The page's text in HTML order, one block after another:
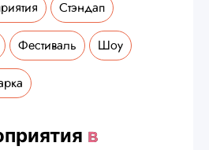
Стэндап
Фестиваль Шоу
в